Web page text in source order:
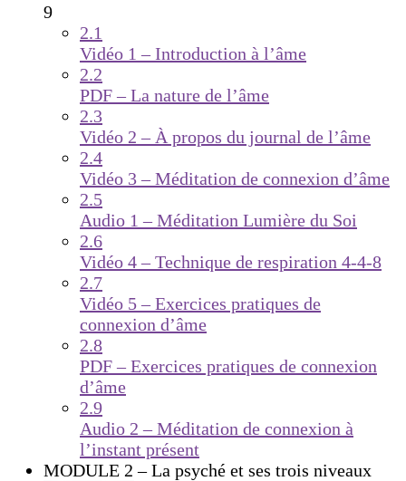
9
2.1
Vidéo 1 – Introduction à l’âme
2.2
PDF – La nature de l’âme
2.3
Vidéo 2 – À propos du journal de l’âme
2.4
Vidéo 3 – Méditation de connexion d’âme
2.5
Audio 1 – Méditation Lumière du Soi
2.6
Vidéo 4 – Technique de respiration 4-4-8
2.7
Vidéo 5 – Exercices pratiques de
connexion d’âme
2.8
PDF – Exercices pratiques de connexion
d’âme
2.9
Audio 2 – Méditation de connexion à
l’instant présent
MODULE 2 – La psyché et ses trois niveaux